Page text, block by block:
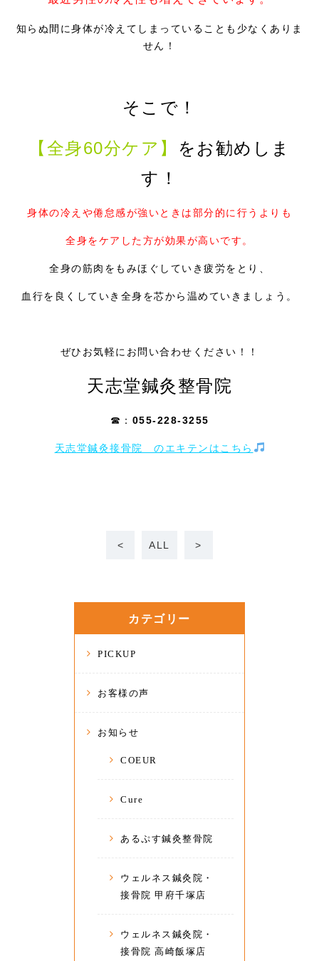
知らぬ間に身体が冷えてしまっていることも少なくありま
せん！
そこで！
【全身60分ケア】 をお勧めしま
す！
身体の冷えや倦怠感が強いときは部分的に行うよりも
全身をケアした方が効果が高いです。
全身の筋肉をもみほぐしていき疲労をとり、
血行を良くしていき全身を芯から温めていきましょう。
ぜひお気軽にお問い合わせください！！
天志堂鍼灸整骨院
☎： 055-228-3255
天志堂鍼灸接骨院 のエキテンはこちら
< ALL >
カテゴリー
PICKUP
お客様の声
お知らせ
COEUR
Cure
あるぷす鍼灸整骨院
ウェルネス鍼灸院・
接骨院 甲府千塚店
ウェルネス鍼灸院・
接骨院 高崎飯塚店